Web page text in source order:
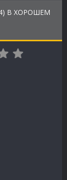
В ХОРОШЕМ